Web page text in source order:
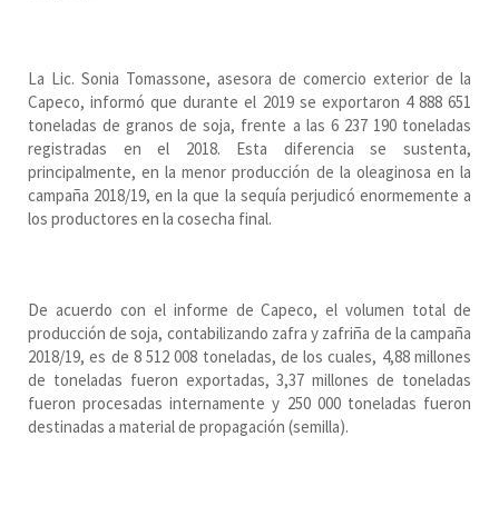
La Lic. Sonia Tomassone, asesora de comercio exterior de la
Capeco, informó que durante el 2019 se exportaron 4 888 651
toneladas de granos de soja, frente a las 6 237 190 toneladas
registradas en el 2018. Esta diferencia se sustenta,
principalmente, en la menor producción de la oleaginosa en la
campaña 2018/19, en la que la sequía perjudicó enormemente a
los productores en la cosecha final.
De acuerdo con el informe de Capeco, el volumen total de
producción de soja, contabilizando zafra y zafriña de la campaña
2018/19, es de 8 512 008 toneladas, de los cuales, 4,88 millones
de toneladas fueron exportadas, 3,37 millones de toneladas
fueron procesadas internamente y 250 000 toneladas fueron
destinadas a material de propagación (semilla).